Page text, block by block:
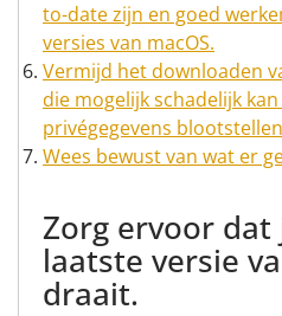
to-date zijn en goed
versies van macOS.
Vermijd het downloaden
die mogelijk schadelijk
privégegevens
Wees bewust van wat er
Zorg ervoor
laatste versie
draait.